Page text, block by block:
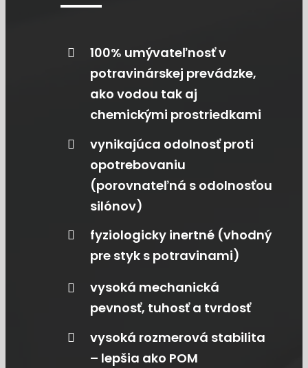
100% umývateľnosť v
potravinárskej prevádzke,
ako vodou tak aj
chemickými prostriedkami
vynikajúca odolnosť proti
opotrebovaniu
(porovnateľná s odolnosťou
silónov)
fyziologicky inertné (vhodný
pre styk s potravinami)
vysoká mechanická
pevnosť, tuhosť a tvrdosť
vysoká rozmerová stabilita
– lepšia ako POM